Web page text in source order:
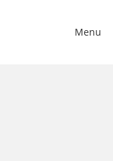
Menu